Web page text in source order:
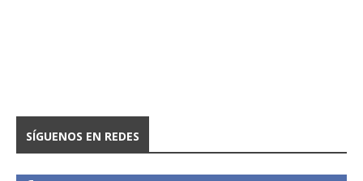
SÍGUENOS EN REDES